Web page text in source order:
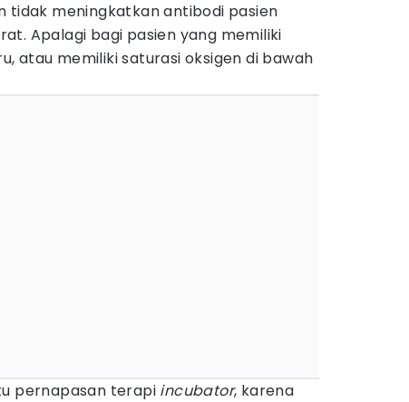
tidak meningkatkan antibodi pasien
Apalagi bagi pasien yang memiliki
atau memiliki saturasi oksigen di bawah
pernapasan terapi incubator, karena